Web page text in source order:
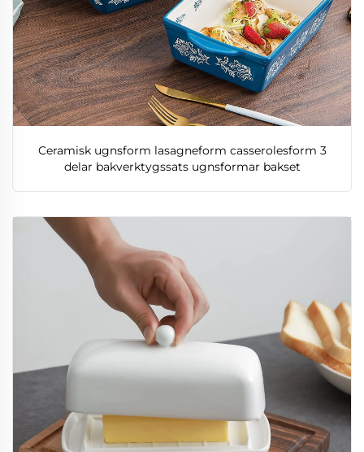
Ceramisk ugnsform lasagneform casserolesform 3
delar bakverktygssats ugnsformar bakset